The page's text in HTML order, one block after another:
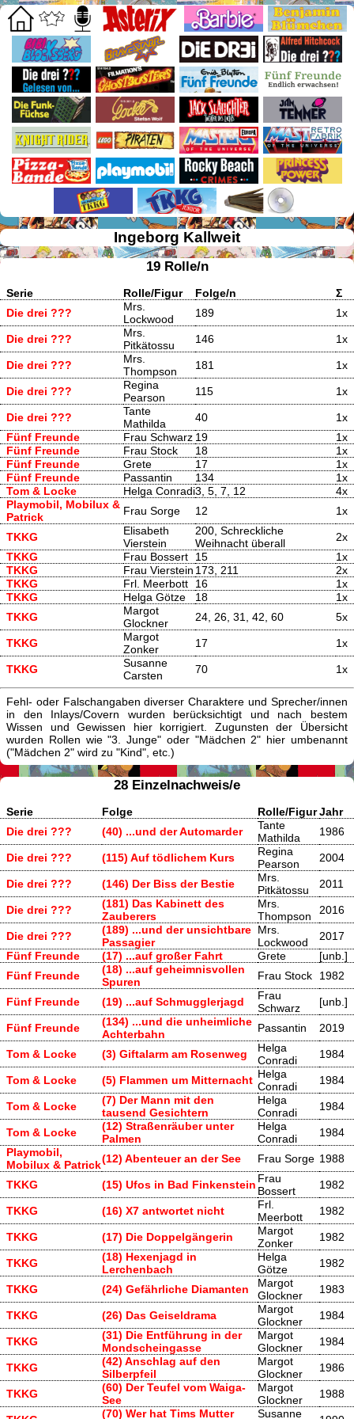
Ingeborg Kallweit
19 Rolle/n
Serie Rolle/Figur Folge/n
Σ
Die drei ???
Mrs.
Lockwood
189 1x
Die drei ???
Mrs.
Pitkätossu
146 1x
Die drei ???
Mrs.
Thompson
181 1x
Die drei ???
Regina
Pearson
115 1x
Die drei ???
Tante
Mathilda
40
1x
Fünf Freunde
Frau Schwarz 19
1x
Fünf Freunde
Frau Stock 18
1x
Fünf Freunde
Grete 17
1x
Fünf Freunde
Passantin 134
1x
Tom & Locke
Helga Conradi3, 5, 7, 12
4x
Playmobil, Mobilux &
Patrick
Frau Sorge 12 1x
TKKG
Elisabeth
Vierstein
200, Schreckliche
Weihnacht überall
2x
TKKG
Frau Bossert 15
1x
TKKG
Frau Vierstein 173, 211
2x
TKKG
Frl. Meerbott 16
1x
TKKG
Helga Götze 18
1x
TKKG
Margot
Glockner
24, 26, 31, 42, 60 5x
TKKG
Margot
Zonker
17 1x
TKKG
Susanne
Carsten
70 1x
Fehl- oder Falschangaben diverser Charaktere und Sprecher/innen
in den Inlays/Covern wurden berücksichtigt und nach bestem
Wissen und Gewissen hier korrigiert. Zugunsten der Übersicht
wurden Rollen wie "3. Junge" oder "Mädchen 2" hier umbenannt
("Mädchen 2" wird zu "Kind", etc.)
28 Einzelnachweis/e
Serie Folge Rolle/FigurJahr
Die drei ???
(40) ...und der Automarder
Tante
Mathilda
1986
Die drei ??? (115) Auf tödlichem Kurs
Regina
Pearson
2004
Die drei ??? (146) Der Biss der Bestie
Mrs.
Pitkätossu
2011
Die drei ???
(181) Das Kabinett des
Zauberers
Mrs.
Thompson
2016
Die drei ???
(189) ...und der unsichtbare
Passagier
Mrs.
Lockwood
2017
Fünf Freunde
(17) ...auf großer Fahrt Grete
[unb.]
Fünf Freunde
(18) ...auf geheimnisvollen
Spuren
Frau Stock 1982
Fünf Freunde (19) ...auf Schmugglerjagd
Frau
Schwarz
[unb.]
Fünf Freunde
(134) ...und die unheimliche
Achterbahn
Passantin 2019
Tom & Locke (3) Giftalarm am Rosenweg
Helga
Conradi
1984
Tom & Locke (5) Flammen um Mitternacht Helga
Conradi
1984
Tom & Locke
(7) Der Mann mit den
tausend Gesichtern
Helga
Conradi
1984
Tom & Locke
(12) Straßenräuber unter
Palmen
Helga
Conradi
1984
Playmobil,
Mobilux & Patrick(12) Abenteuer an der See Frau Sorge 1988
TKKG (15) Ufos in Bad Finkenstein Frau
Bossert
1982
TKKG (16) X7 antwortet nicht
Frl.
Meerbott
1982
TKKG (17) Die Doppelgängerin
Margot
Zonker
1982
TKKG
(18) Hexenjagd in
Lerchenbach
Helga
Götze
1982
TKKG (24) Gefährliche Diamanten
Margot
Glockner
1983
TKKG (26) Das Geiseldrama
Margot
Glockner
1984
TKKG
(31) Die Entführung in der
Mondscheingasse
Margot
Glockner
1984
TKKG
(42) Anschlag auf den
Silberpfeil
Margot
Glockner
1986
TKKG
(60) Der Teufel vom Waiga-
See
Margot
Glockner
1988
(70) Wer hat Tims Mutter Susanne